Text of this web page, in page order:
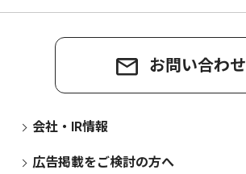
お問い合わせ
会社・IR情報
広告掲載をご検討の方へ